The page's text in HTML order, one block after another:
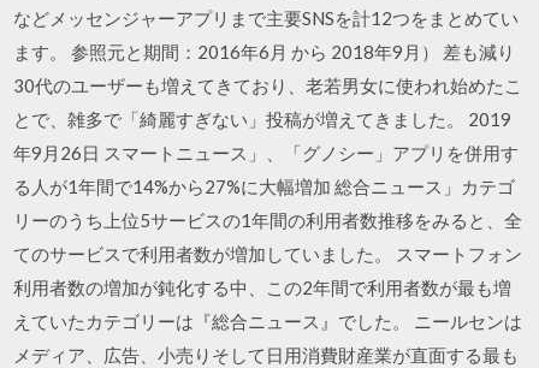
などメッセンジャーアプリまで主要SNSを計12つをまとめてい
ます。 参照元と期間：2016年6月 から 2018年9月） 差も減り
30代のユーザーも増えてきており、老若男女に使われ始めたこ
とで、雑多で「綺麗すぎない」投稿が増えてきました。 2019
年9月26日 スマートニュース」、「グノシー」アプリを併用す
る人が1年間で14%から27%に大幅増加 総合ニュース」カテゴ
リーのうち上位5サービスの1年間の利用者数推移をみると、全
てのサービスで利用者数が増加していました。 スマートフォン
利用者数の増加が鈍化する中、この2年間で利用者数が最も増
えていたカテゴリーは『総合ニュース』でした。 ニールセンは
メディア、広告、小売りそして日用消費財産業が直面する最も